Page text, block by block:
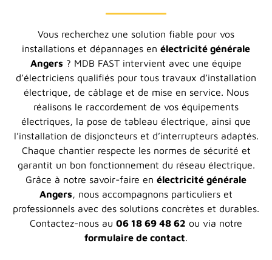
Vous recherchez une solution fiable pour vos
installations et dépannages en électricité générale
Angers ? MDB FAST intervient avec une équipe
d’électriciens qualifiés pour tous travaux d’installation
électrique, de câblage et de mise en service. Nous
réalisons le raccordement de vos équipements
électriques, la pose de tableau électrique, ainsi que
l’installation de disjoncteurs et d’interrupteurs adaptés.
Chaque chantier respecte les normes de sécurité et
garantit un bon fonctionnement du réseau électrique.
Grâce à notre savoir-faire en électricité générale
Angers, nous accompagnons particuliers et
professionnels avec des solutions concrètes et durables.
Contactez-nous au 06 18 69 48 62 ou via notre
formulaire de contact.